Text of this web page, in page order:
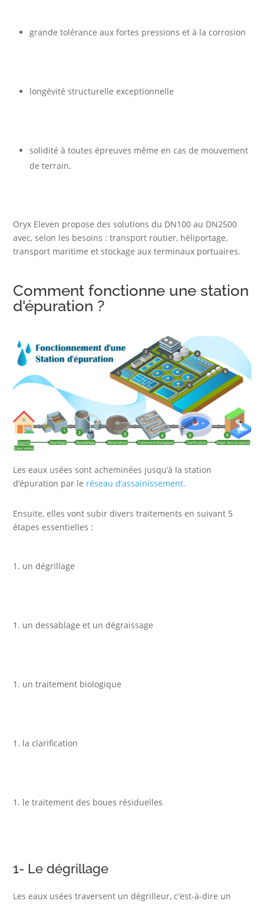
grande tolérance aux fortes pressions et à la corrosion
longévité structurelle exceptionnelle
solidité à toutes épreuves même en cas de mouvement
de terrain.
Oryx Eleven propose des solutions du DN100 au DN2500
avec, selon les besoins : transport routier, héliportage,
transport maritime et stockage aux terminaux portuaires.
Comment fonctionne une station
d'épuration ?
Les eaux usées sont acheminées jusqu’à la station
d’épuration par le réseau d’assainissement.
Ensuite, elles vont subir divers traitements en suivant 5
étapes essentielles :
un dégrillage
un dessablage et un dégraissage
un traitement biologique
la clarification
le traitement des boues résiduelles
1- Le dégrillage
Les eaux usées traversent un dégrilleur, c'est-à-dire un